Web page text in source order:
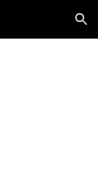
Skip to navigation